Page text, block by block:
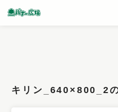
キリン_640×800_2